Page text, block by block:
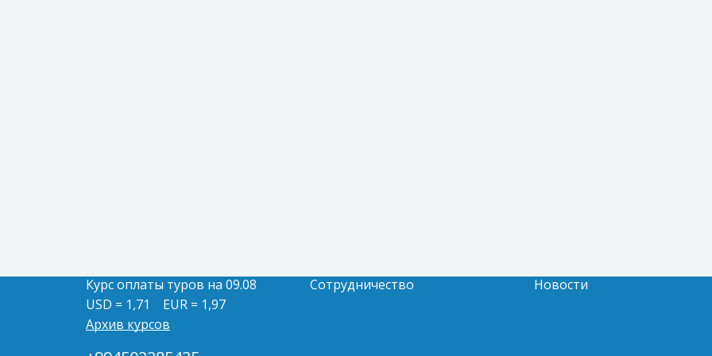
Курс оплаты туров на 09.08
USD = 1,71
EUR = 1,97
Архив курсов
Сотрудничество Новости